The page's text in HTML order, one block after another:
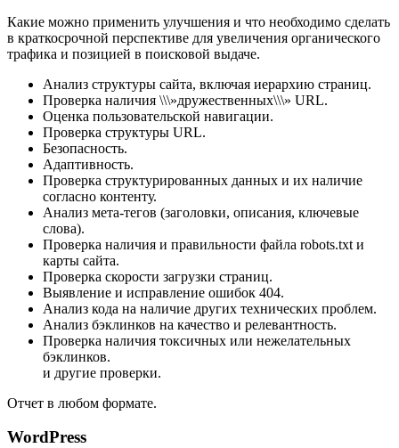
Какие можно применить улучшения и что необходимо сделать
в краткосрочной перспективе для увеличения органического
трафика и позицией в поисковой выдаче.
Анализ структуры сайта, включая иерархию страниц.
Проверка наличия \\\»дружественных\\\» URL.
Оценка пользовательской навигации.
Проверка структуры URL.
Безопасность.
Адаптивность.
Проверка структурированных данных и их наличие
согласно контенту.
Анализ мета-тегов (заголовки, описания, ключевые
слова).
Проверка наличия и правильности файла robots.txt и
карты сайта.
Проверка скорости загрузки страниц.
Выявление и исправление ошибок 404.
Анализ кода на наличие других технических проблем.
Анализ бэклинков на качество и релевантность.
Проверка наличия токсичных или нежелательных
бэклинков.
и другие проверки.
Отчет в любом формате.
WordPress